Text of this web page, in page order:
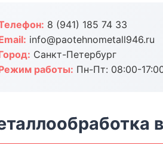
8 (941) 185 74 33
info@paotehnometall946.ru
Санкт-Петербург
работы: Пн-Пт: 08:00-